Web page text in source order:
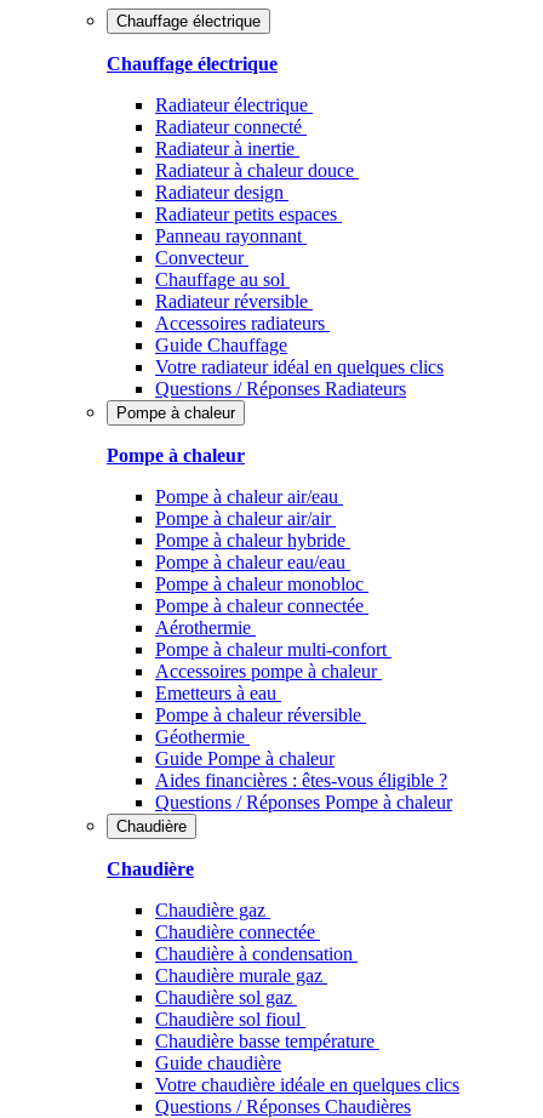
Chauffage électrique
Chauffage électrique
Radiateur électrique
Radiateur connecté
Radiateur à inertie
Radiateur à chaleur douce
Radiateur design
Radiateur petits espaces
Panneau rayonnant
Convecteur
Chauffage au sol
Radiateur réversible
Accessoires radiateurs
Guide Chauffage
Votre radiateur idéal en quelques clics
Questions / Réponses Radiateurs
Pompe à chaleur
Pompe à chaleur
Pompe à chaleur air/eau
Pompe à chaleur air/air
Pompe à chaleur hybride
Pompe à chaleur​ eau/eau
Pompe à chaleur monobloc
Pompe à chaleur connectée
Aérothermie
Pompe à chaleur multi-confort
Accessoires pompe à chaleur
Emetteurs à eau
Pompe à chaleur réversible
Géothermie
Guide Pompe à chaleur
Aides financières : êtes-vous éligible ?
Questions / Réponses Pompe à chaleur
Chaudière
Chaudière
Chaudière gaz
Chaudière connectée
Chaudière à condensation
Chaudière murale gaz
Chaudière sol gaz
Chaudière sol fioul
Chaudière basse température
Guide chaudière
Votre chaudière idéale en quelques clics
Questions / Réponses Chaudières